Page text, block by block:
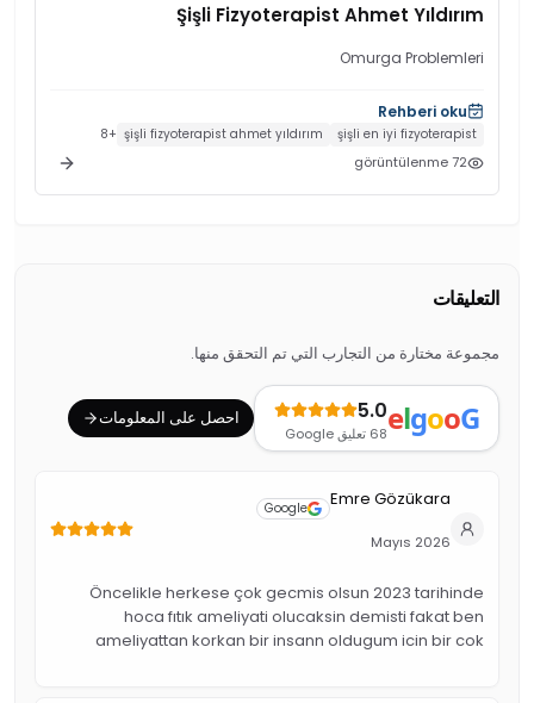
Şişli Fizyoterapist Ahmet Yıldırım
Omurga Problemleri
Rehberi oku
şişli en iyi fizyoterapist
şişli fizyoterapist ahmet yıldırım
+
8
72
görüntülenme
التعليقات
مجموعة مختارة من التجارب التي تم التحقق منها.
G
o
o
g
l
e
5.0
68 تعليق Google
احصل على المعلومات
Emre Gözükara
Google
Mayıs 2026
Öncelikle herkese çok gecmis olsun 2023 tarihinde
hoca fıtık ameliyati olucaksin demisti fakat ben
ameliyattan korkan bir insann oldugum icin bir cok